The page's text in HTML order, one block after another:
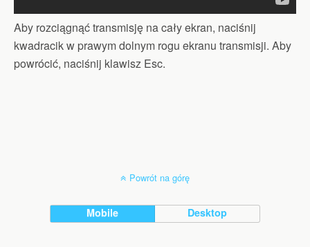
Aby rozciągnąć transmisję na cały ekran, naciśnij
kwadracik w prawym dolnym rogu ekranu transmisji. Aby
powrócić, naciśnij klawisz Esc.
Powrót na górę
Mobile Desktop